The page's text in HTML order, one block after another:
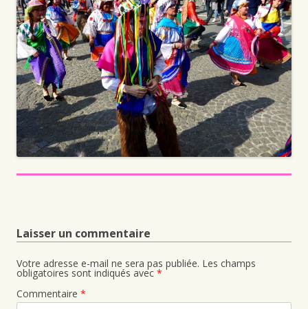
Laisser un commentaire
Votre adresse e-mail ne sera pas publiée. Les champs
obligatoires sont indiqués avec *
Commentaire *